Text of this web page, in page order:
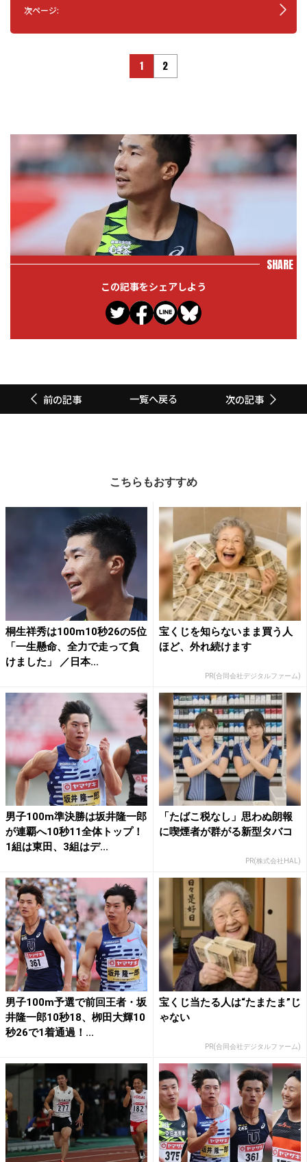
次ページ:
1 2
SHARE
この記事をシェアしよう
前の記事 一覧へ戻る 次の記事
こちらもおすすめ
桐生祥秀は100m10秒26の5位
「一生懸命、全力で走って負
けました」 ／日本...
宝くじを知らないまま買う人
ほど、外れ続けます
PR(合同会社デジタルファーム)
男子100m準決勝は坂井隆一郎
が連覇へ10秒11全体トップ！
1組は東田、3組はデ...
「たばこ税なし」思わぬ朗報
に喫煙者が群がる新型タバコ
PR(株式会社HAL)
男子100m予選で前回王者・坂
井隆一郎10秒18、栁田大輝10
秒26で1着通過！...
宝くじ当たる人は“たまたま”じ
ゃない
PR(合同会社デジタルファーム)